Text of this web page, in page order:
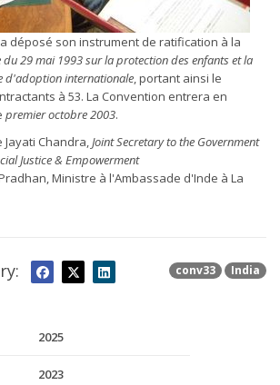
a déposé son instrument de ratification à la
du 29 mai 1993 sur la protection des enfants et la
d'adoption internationale, portant ainsi le
à 53. La Convention entrera en
premier octobre 2003.
Jayati Chandra,Joint Secretary to the Government
Justice & Empowerment
Ministre à l'Ambassade d'Inde à La
conv33 India
2025
2023